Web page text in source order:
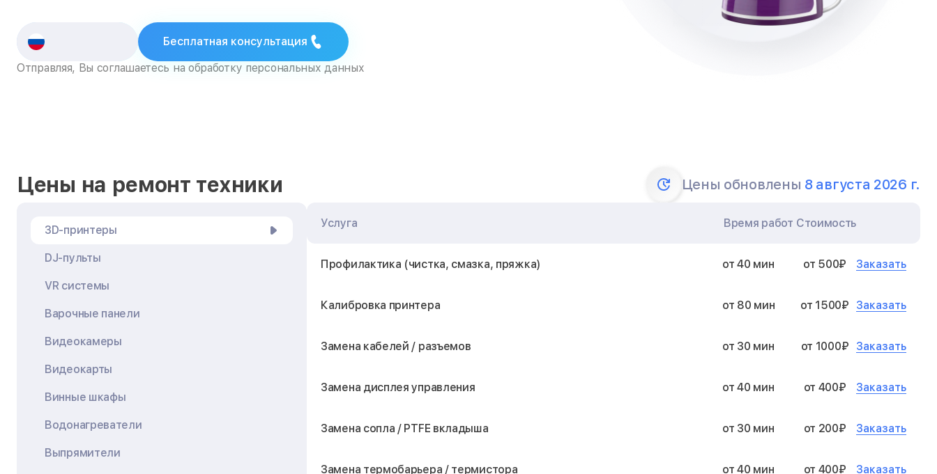
Бесплатная консультация
Отправляя, Вы соглашаетесь на обработку персональных данных
Цены на ремонт техники Цены обновлены 8 августа 2026 г.
3D-принтеры
DJ-пульты
VR системы
Варочные панели
Видеокамеры
Видеокарты
Винные шкафы
Водонагреватели
Выпрямители
Услуга Время работ Стоимость
Профилактика (чистка, смазка, пряжка) от 40 мин от 500₽ Заказать
Калибровка принтера от 80 мин от 1500₽ Заказать
Замена кабелей / разъемов от 30 мин от 1000₽ Заказать
Замена дисплея управления от 40 мин от 400₽ Заказать
Замена сопла / PTFE вкладыша от 30 мин от 200₽ Заказать
Замена термобарьера / термистора от 40 мин от 400₽ Заказать